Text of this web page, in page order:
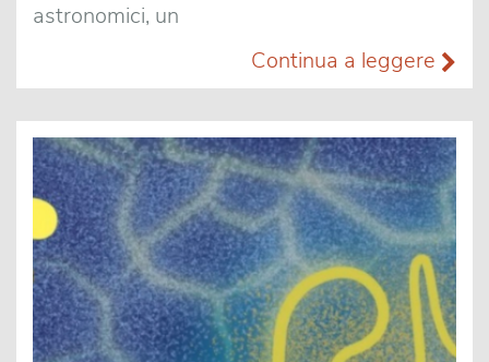
astronomici, un
Continua a leggere